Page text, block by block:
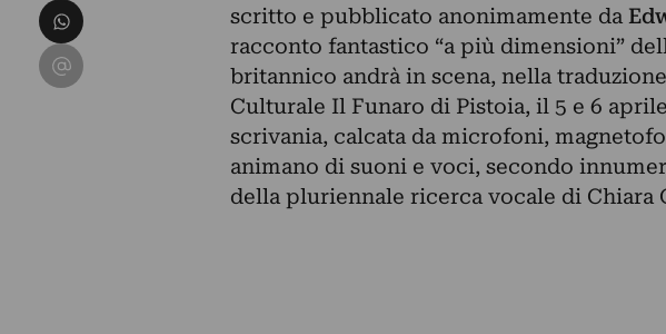
scritto e pubblicato anonimamente da
racconto fantastico “a più dimensioni”
britannico andrà in scena, nella
Culturale Il Funaro di Pistoia, il 5 e 6
scrivania, calcata da microfoni,
animano di suoni e voci, secondo
della pluriennale ricerca vocale di Chiara
Condividi su WhatsApp
Condividi su Email